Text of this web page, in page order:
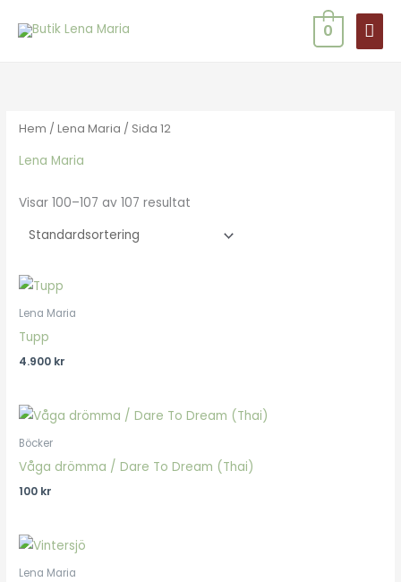
0
Hem /Lena Maria / Sida 12
Lena Maria
Visar 100–107 av 107 resultat
Lena Maria
Tupp
4.900 kr
Böcker
Våga drömma / Dare To Dream (Thai)
100 kr
Lena Maria